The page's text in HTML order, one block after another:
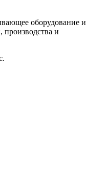
оборудование и
и